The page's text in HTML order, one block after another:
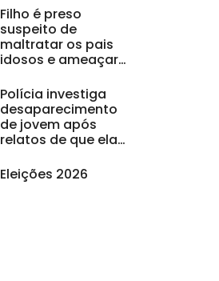
como
participar#Balanç
oGeralAL
Filho é preso
suspeito de
maltratar os pais
idosos e ameaçar
Polícia investiga
desaparecimento
de jovem após
relatos de que ela
no mangue
Eleições 2026